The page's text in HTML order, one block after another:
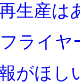
生産は
ライ
がほし